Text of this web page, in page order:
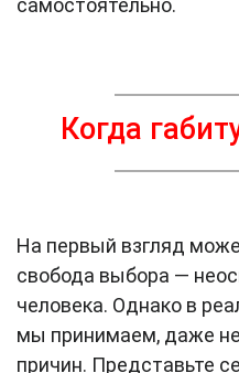
самостоятельно.
Когда
На первый взгляд
свобода выбора —
человека. Однако в
мы принимаем, даже
причин. Представьте